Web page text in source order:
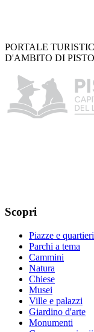
PORTALE
D'AMBITO DI
Scopri
Piazze e quartieri
Parchi a tema
Cammini
Natura
Chiese
Musei
Ville e palazzi
Giardino d'arte
Monumenti